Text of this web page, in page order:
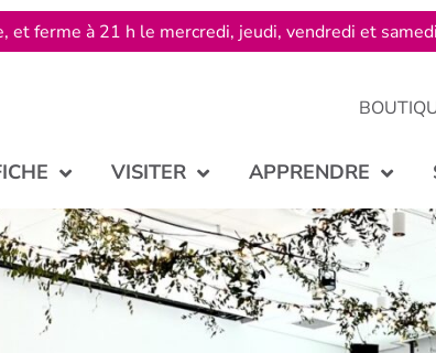
VISITER APPRENDRE
ferme à 21 h le mercredi, jeudi, vendredi et